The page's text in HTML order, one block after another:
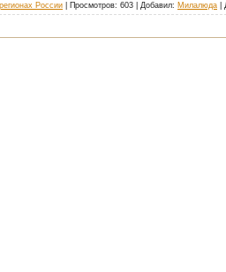
России | Просмотров: 603 | Добавил: Милалюда |